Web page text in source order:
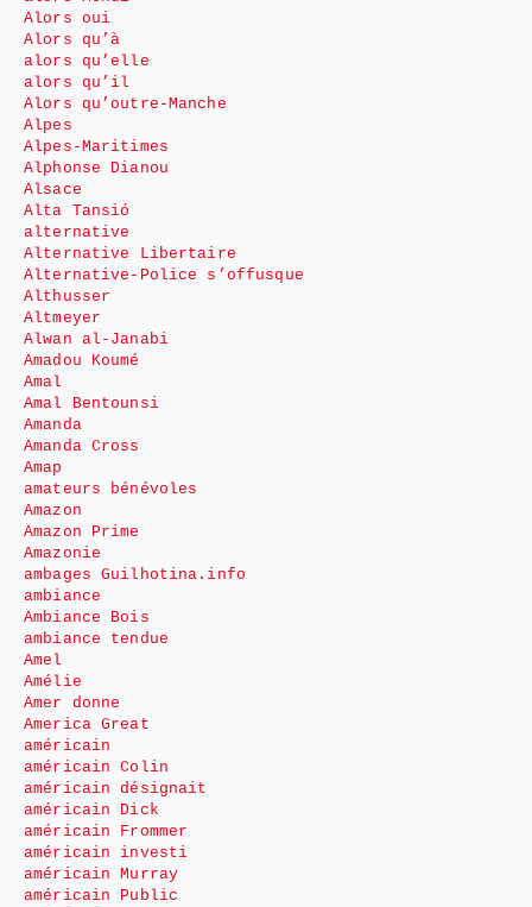
Alors oui
Alors qu’à
alors qu’elle
alors qu’il
Alors qu’outre-Manche
Alpes
Alpes-Maritimes
Alphonse Dianou
Alsace
Alta Tansió
alternative
Alternative Libertaire
Alternative-Police s’offusque
Althusser
Altmeyer
Alwan al-Janabi
Amadou Koumé
Amal
Amal Bentounsi
Amanda
Amanda Cross
Amap
amateurs bénévoles
Amazon
Amazon Prime
Amazonie
ambages Guilhotina.info
ambiance
Ambiance Bois
ambiance tendue
Amel
Amélie
Amer donne
America Great
américain
américain Colin
américain désignait
américain Dick
américain Frommer
américain investi
américain Murray
américain Public